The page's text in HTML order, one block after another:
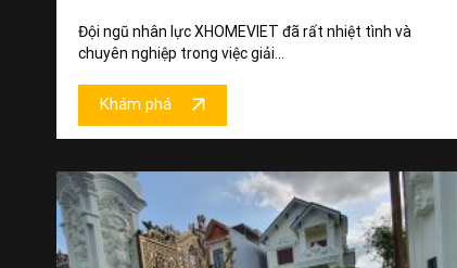
Đội ngũ nhân lực XHOMEVIET đã rất nhiệt tình và
chuyên nghiệp trong việc giải...
Khám phá